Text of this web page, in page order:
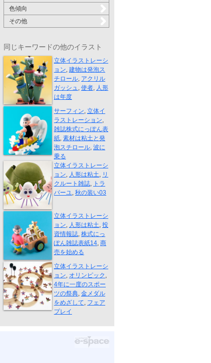
色傾向
その他
同じキーワードの他のイラスト
使いの者、現...
立体イラストレーシ
ョン, 建物は発泡ス
チロール, アクリル
ガッシュ, 使者, 人形
は年度
波に乗る
サーフィン, 立体イ
ラストレーション,
雑誌株式にっぽん表
紙, 素材は粘土と発
泡スチロール, 波に
乗る
秋の装い04
立体イラストレーシ
ョン, 人形は粘土, リ
クルート雑誌, トラ
バーユ, 秋の装い03
株式にっぽん...
立体イラストレーシ
ョン, 人形は粘土, 投
資情報誌, 株式にっ
ぽん雑誌表紙14, 商
売を始める
立体イラストレーシ
ョン, オリンピック ,
4年に一度のスポー
ツの祭典, 金メダル
をめざして, フェア
プレイ